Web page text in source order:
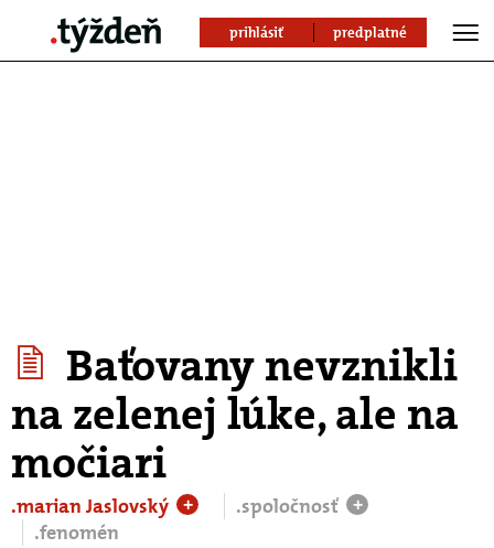
prihlásiť predplatné
Baťovany nevznikli
na zelenej lúke, ale na
močiari
.marian Jaslovský + .spoločnosť +
.fenomén